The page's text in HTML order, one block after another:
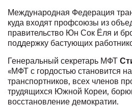
Международная Федерация
куда входят профсоюзы из
правительство Юн Сок Ёля и
поддержку бастующих
Генеральный секретарь МФТ
«МФТ с гордостью становится
транспортников, всех членов
трудящихся Южной Кореи,
восстановление демократии.